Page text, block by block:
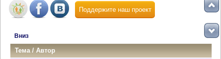
Поддержите наш проект
Вниз
Тема/Автор